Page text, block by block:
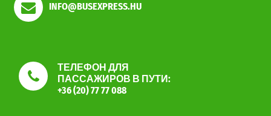
INFO@BUSEXPRESS.HU
ТЕЛЕФОН ДЛЯ
ПАССАЖИРОВ В ПУТИ:
+36 (20) 77 77 088